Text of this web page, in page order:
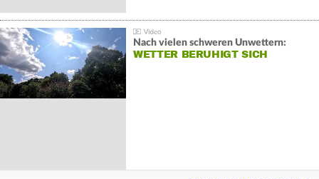
Nach vielen schweren Unwettern:
WETTER BERUHIGT SICH